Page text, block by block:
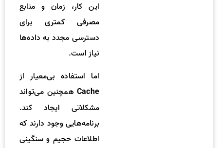
این کار، زمان و منابع
مصرفی کمتری برای
دسترسی مجدد به داده‌ها
نیاز است.
اما استفاده بی‌معیار از
Cache همچنین می‌تواند
مشکلاتی ایجاد کند.
برنامه‌هایی وجود دارند که
اطلاعات حجیم و سنگینی